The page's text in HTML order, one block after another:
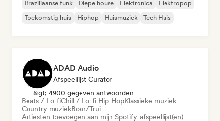
Braziliaanse funk Diepe house Elektronica
Elektropop
Toekomstig huis
Hiphop Huismuziek Tech Huis
ADAD Audio
Afspeellijst Curator
&gt; 4900 gegeven antwoorden
Beats / Lo-fiChill / Lo-fi Hip-HopKlassieke muziek
Country muziekBoor/Trui
Artiesten toevoegen aan mijn Spotify-afspeellijst(en)